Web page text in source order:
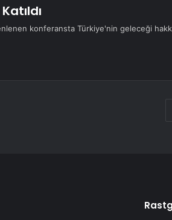
konferansta Türkiye'nin geleceği